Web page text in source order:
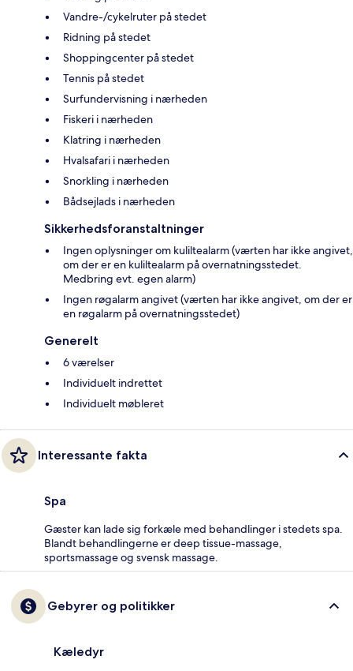
Vandre-/cykelruter på stedet
Ridning på stedet
Shoppingcenter på stedet
Tennis på stedet
Surfundervisning i nærheden
Fiskeri i nærheden
Klatring i nærheden
Hvalsafari i nærheden
Snorkling i nærheden
Bådsejlads i nærheden
Sikkerhedsforanstaltninger
Ingen oplysninger om kuliltealarm (værten har ikke angivet,
om der er en kuliltealarm på overnatningsstedet.
Medbring evt. egen alarm)
Ingen røgalarm angivet (værten har ikke angivet, om der er
en røgalarm på overnatningsstedet)
Generelt
6 værelser
Individuelt indrettet
Individuelt møbleret
Interessante fakta
Spa
Gæster kan lade sig forkæle med behandlinger i stedets spa.
Blandt behandlingerne er deep tissue-massage,
sportsmassage og svensk massage.
Gebyrer og politikker
Kæledyr